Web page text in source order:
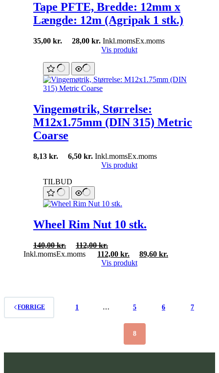
Tape PFTE, Bredde: 12mm x
Længde: 12m (Agripak 1 stk.)
35,00 kr. 28,00 kr. Inkl.momsEx.moms
Vis produkt
Vingemøtrik, Størrelse:
M12x1.75mm (DIN 315) Metric
Coarse
8,13 kr. 6,50 kr. Inkl.momsEx.moms
Vis produkt
TILBUD
Wheel Rim Nut 10 stk.
140,00kr. 112,00kr.
Inkl.momsEx.moms 112,00 kr. 89,60 kr.
Vis produkt
FORRIGE 1 … 5 6 7
8